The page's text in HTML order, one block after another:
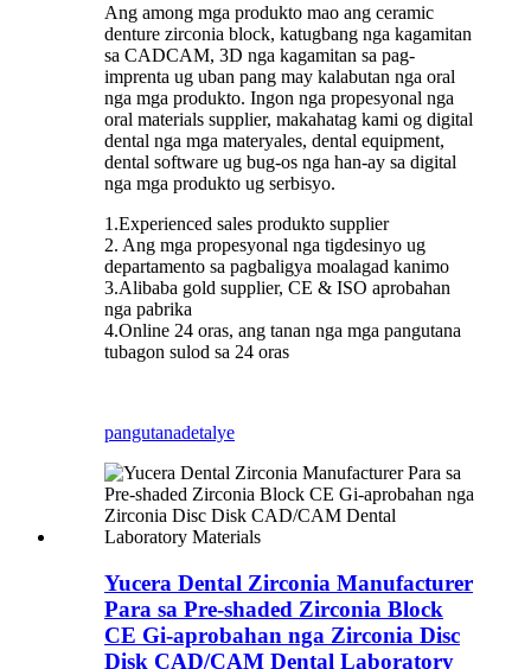
Ang among mga produkto mao ang ceramic
denture zirconia block, katugbang nga kagamitan
sa CADCAM, 3D nga kagamitan sa pag-
imprenta ug uban pang may kalabutan nga oral
nga mga produkto. Ingon nga propesyonal nga
oral materials supplier, makahatag kami og digital
dental nga mga materyales, dental equipment,
dental software ug bug-os nga han-ay sa digital
nga mga produkto ug serbisyo.
1.Experienced sales produkto supplier
2. Ang mga propesyonal nga tigdesinyo ug
departamento sa pagbaligya moalagad kanimo
3.Alibaba gold supplier, CE & ISO aprobahan
nga pabrika
4.Online 24 oras, ang tanan nga mga pangutana
tubagon sulod sa 24 oras
pangutanadetalye
Yucera Dental Zirconia Manufacturer
Para sa Pre-shaded Zirconia Block
CE Gi-aprobahan nga Zirconia Disc
Disk CAD/CAM Dental Laboratory